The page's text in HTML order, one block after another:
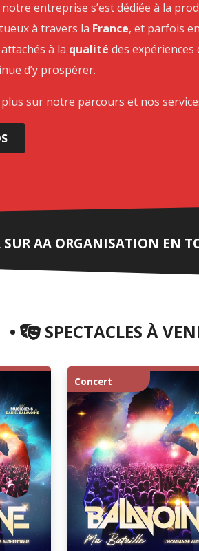
notre entreprise s’est dédiée à la
à travers la France, et parfois en
à la qualité des
d’y prospérer.
sur notre parcours et nos
SUR AA ORGANISATION EN
• SPECTACLES À
Concert